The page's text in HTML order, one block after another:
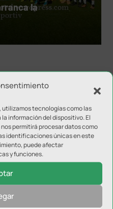
utilizamos tecnologías como las
información del dispositivo. El
permitirá procesar datos como
identificaciones únicas en este
puede afectar
y funciones.
la
16